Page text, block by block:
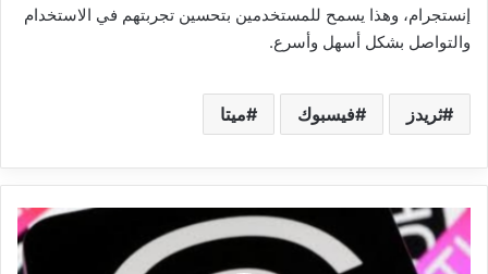
إنستجرام، وهذا يسمح للمستخدمين بتحسين تجربتهم في الاستخدام
والتواصل بشكل أسهل وأسرع.
ثريدز فيسبوك ميتا
تويتر
يحذر
مارك